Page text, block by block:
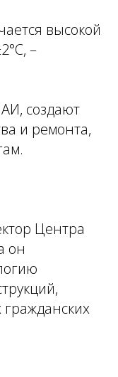
высокой
–
создают
и ремонта,
Центра
он
гражданских